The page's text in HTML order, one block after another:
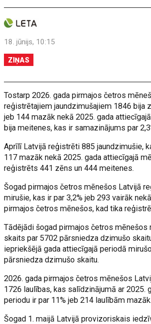
18. jūnijs, 10:15
ZIŅAS
Tostarp 2026. gada pirmajos četros
reģistrētajiem jaundzimušajiem 1846 bija
jeb 144 mazāk nekā 2025. gada
bija meitenes, kas ir samazinājums par
Aprīlī Latvijā reģistrēti 885 jaundzimušie,
117 mazāk nekā 2025. gada attiecīgajā
reģistrēts 441 zēns un 444 meitenes.
Šogad pirmajos četros mēnešos Latvijā
mirušie, kas ir par 3,2% jeb 293 vairāk
pirmajos četros mēnešos, kad tika
Tādējādi šogad pirmajos četros mēnešos
skaits par 5702 pārsniedza dzimušo
iepriekšējā gada attiecīgajā periodā
pārsniedza dzimušo skaitu.
2026. gada pirmajos četros mēnešos
1726 laulības, kas salīdzinājumā ar 2025.
periodu ir par 11% jeb 214 laulībām mazāk.
Šogad 1. maijā Latvijā provizoriskais